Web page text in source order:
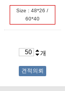
Size : 48*26 /
60*40
개
견적의뢰